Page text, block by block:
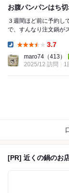
お腹パンパンはち
３週間ほど前に予約して訪問。 開店に合わせて16時
で、すんなり注文鍋が
3.7
maro74 （413）
2025/12 訪問
1
[PR] 近くの鍋のお